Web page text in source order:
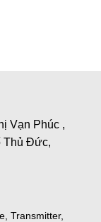
Vạn Phúc ,
Thủ Đức,
Transmitter,